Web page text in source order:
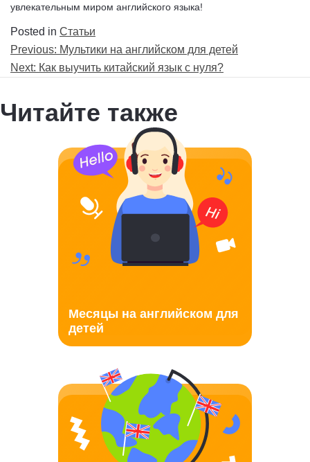
увлекательным миром английского языка!
Posted in Статьи
Навигация
по
Previous: Мультики на английском для детей
Next: Как выучить китайский язык с нуля?
Читайте также
Месяцы на английском для
детей